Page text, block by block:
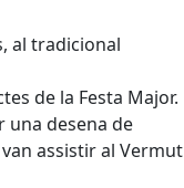
al tradicional
de la Festa Major.
una desena de
assistir al Vermut